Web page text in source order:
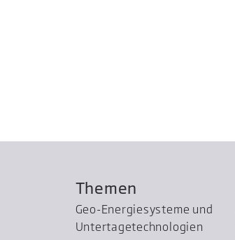
Themen
Geo-Energiesysteme und
Untertage­technologien